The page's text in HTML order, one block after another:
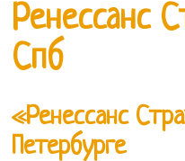
Ренессанс
Спб
«Ренессанс
Петербурге